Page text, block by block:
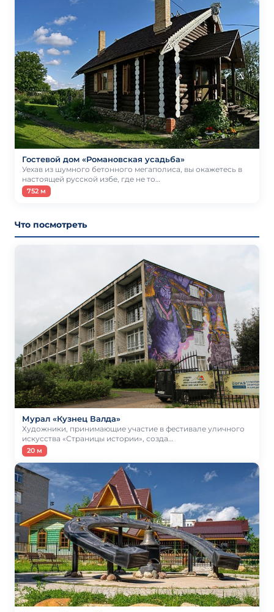
Гостевой дом «Романовская усадьба»
Уехав из шумного бетонного мегаполиса, вы окажетесь в
настоящей русской избе, где не то…
752 м
Что посмотреть
Мурал «Кузнец Валда»
Художники, принимающие участие в фестивале уличного
искусства «Страницы истории», созда…
20 м